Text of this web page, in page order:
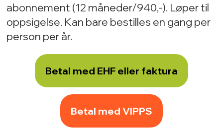
abonnement (12 måneder/940,-). Løper til
oppsigelse. Kan bare bestilles en gang per
person per år.
Betal med EHF eller faktura
Betal med VIPPS